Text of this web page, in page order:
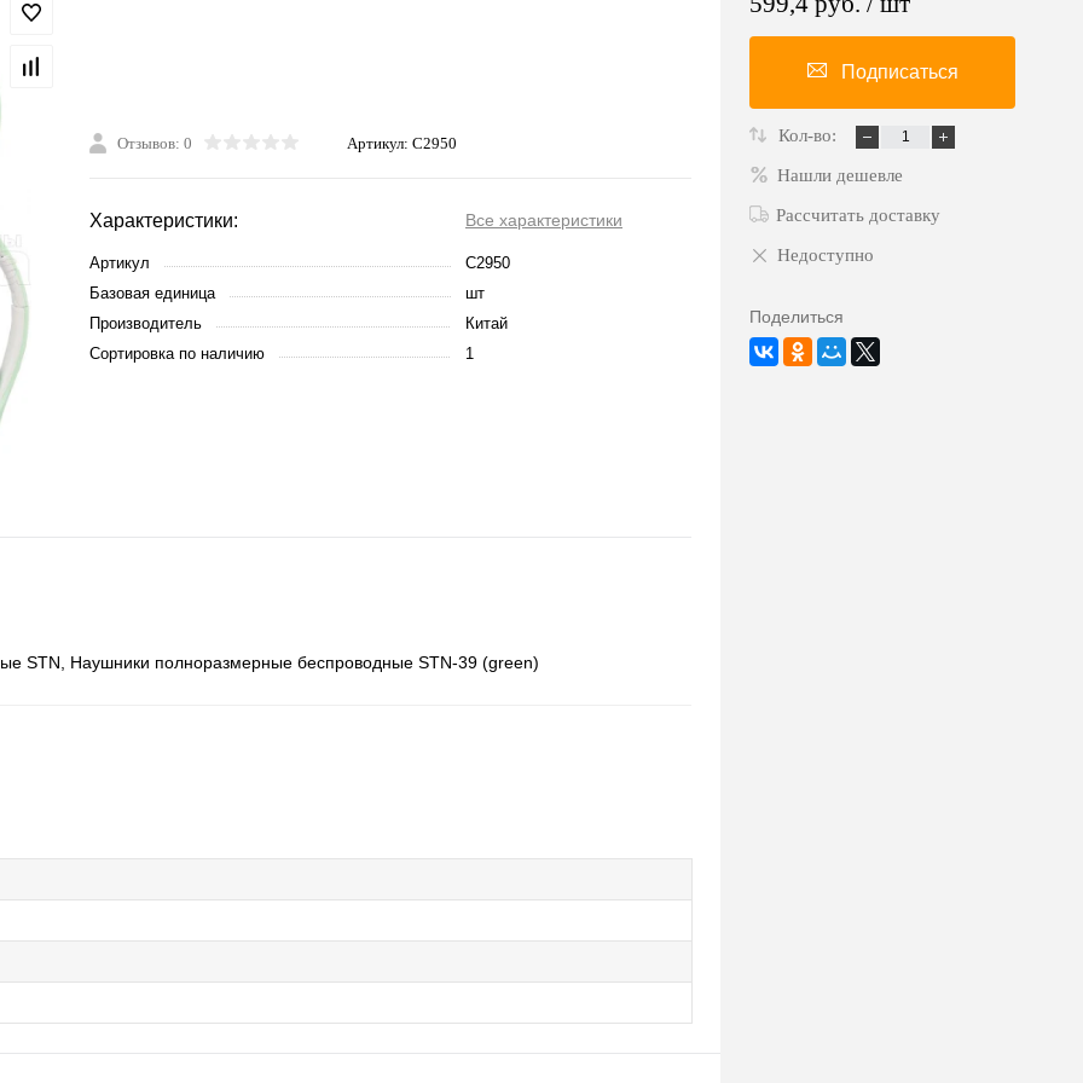
Отзывов: 0 Артикул: C2950
Характеристики: Все характеристики
Артикул
C2950
Базовая единица
шт
Производитель
Китай
Сортировка по наличию
1
STN, Наушники полноразмерные беспроводные STN-39 (green)
Подписаться
Кол-во:
Нашли дешевле
Рассчитать доставку
Недоступно
Поделиться